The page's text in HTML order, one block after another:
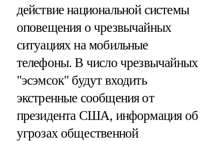
действие национальной системы
оповещения о чрезвычайных
ситуациях на мобильные
телефоны. В число чрезвычайных
"эсэмсок" будут входить
экстренные сообщения от
президента США, информация об
угрозах общественной